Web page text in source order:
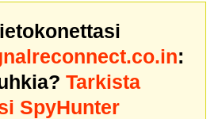
:
Tarkista
SpyHunter